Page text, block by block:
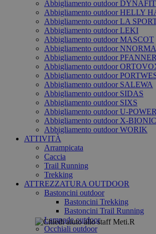
Abbigliamento outdoor DYNAFIT
Abbigliamento outdoor HELLY
Abbigliamento outdoor LA
Abbigliamento outdoor LEKI
Abbigliamento outdoor MASCOT
Abbigliamento outdoor
Abbigliamento outdoor PFANNER
Abbigliamento outdoor
Abbigliamento outdoor
Abbigliamento outdoor SALEWA
Abbigliamento outdoor SIDAS
Abbigliamento outdoor SIXS
Abbigliamento outdoor U-POWER
Abbigliamento outdoor X-BIONIC
Abbigliamento outdoor WORIK
ATTIVITÀ
Arrampicata
Caccia
Trail Running
Trekking
ATTREZZATURA OUTDOOR
Bastoncini outdoor
Bastoncini Trekking
Bastoncini Trail Running
Lampade outdoor
Occhiali outdoor